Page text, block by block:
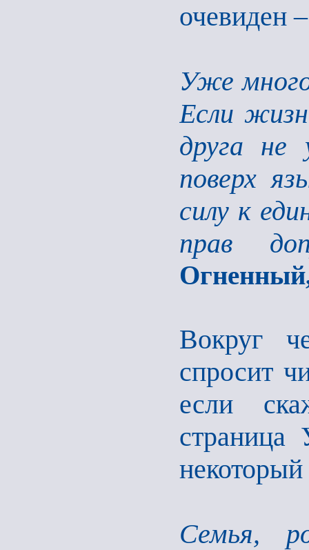
очевиден
Уже много
Если
друга не
поверх
силу к
прав
Вокруг
спросит
если
некоторый
Семья,